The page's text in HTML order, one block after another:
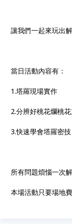
讓我們一起來玩出
當日活動內容有：
1.塔羅現場實作
2.分辨好桃花爛桃
3.快速學會塔羅密技
所有問題煩惱一次
本場活動只要場地